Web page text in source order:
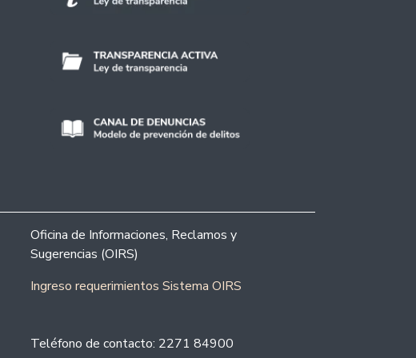
Oficina de Informaciones, Reclamos y
Sugerencias (OIRS)
Ingreso requerimientos Sistema OIRS
Teléfono de contacto: 2271 84900